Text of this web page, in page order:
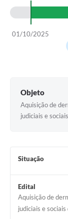
COVID - 19
Ouvidoria
Uso de Internet e
Manual para
Lei de Acesso à
01/10/2025
Objeto
Aquisição de
judiciais e
Situação
Edital
Aquisição de
judiciais e